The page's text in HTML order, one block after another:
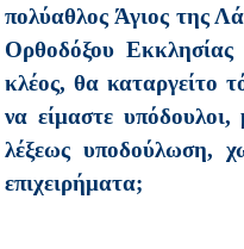
πολύαθλος Άγιος της
Ορθοδόξου
κλέος, θα καταργείτο
να είμαστε
λέξεως υποδούλωση,
επιχειρήματα;